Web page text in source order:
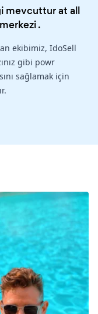
mevcuttur at all
.
ekibimiz, IdoSell
gibi powr
sağlamak için